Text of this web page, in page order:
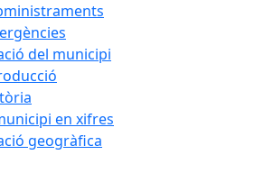
del municipi
en xifres
geogràfica